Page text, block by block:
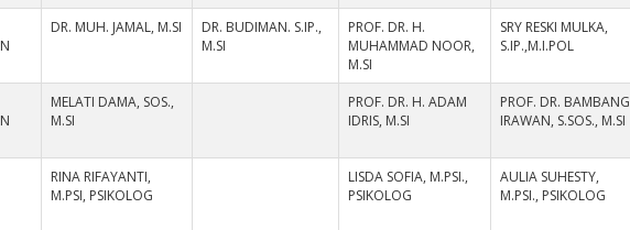
DR. MUH. JAMAL, M.SI
DR. BUDIMAN. S.IP.,
M.SI
PROF. DR. H.
MUHAMMAD NOOR,
M.SI
SRY RESKI MULKA,
S.IP.,M.I.POL
MELATI DAMA, SOS.,
M.SI
PROF. DR. H. ADAM
IDRIS, M.SI
PROF. DR. BAMBANG
IRAWAN, S.SOS., M.SI
RINA RIFAYANTI,
M.PSI, PSIKOLOG
LISDA SOFIA, M.PSI.,
PSIKOLOG
AULIA SUHESTY,
M.PSI., PSIKOLOG